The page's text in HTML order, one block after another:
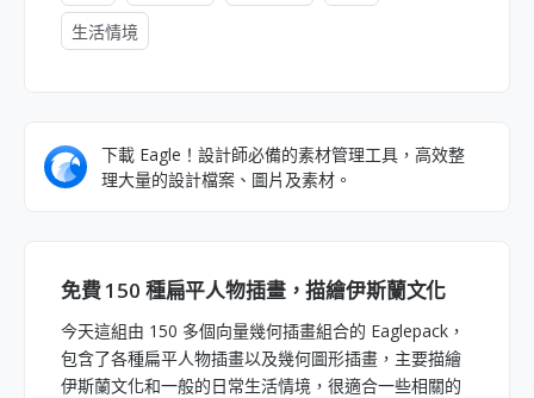
生活情境
下載 Eagle！設計師必備的素材管理工具，高效整
理大量的設計檔案、圖片及素材。
免費 150 種扁平人物插畫，描繪伊斯蘭文化
今天這組由 150 多個向量幾何插畫組合的 Eaglepack，
包含了各種扁平人物插畫以及幾何圖形插畫，主要描繪
伊斯蘭文化和一般的日常生活情境，很適合一些相關的